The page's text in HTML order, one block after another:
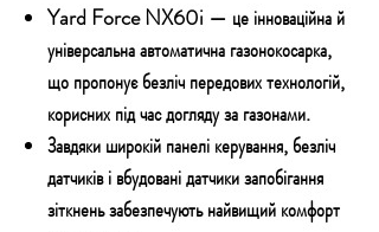
Yard Force NX60i — це інноваційна й
універсальна автоматична газонокосарка,
що пропонує безліч передових технологій,
корисних під час догляду за газонами.
Завдяки широкій панелі керування, безліч
датчиків і вбудовані датчики запобігання
зіткнень забезпечують найвищий комфорт